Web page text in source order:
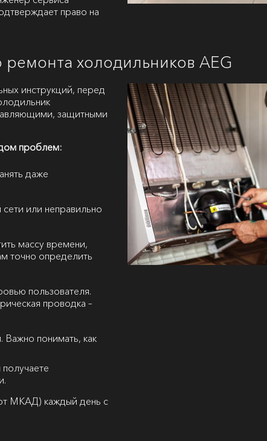
право на
ремонта холодильников AEG
инструкций, перед
защитными
проблем:
даже
или неправильно
массу времени,
точно определить
пользователя.
проводка –
Важно понимать, как
МКАД) каждый день с